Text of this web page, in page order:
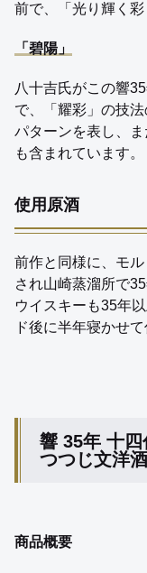
前で、「光り輝く彩
「碧陽」
八十吉氏がこの響
で、「耀彩」の技
パターンを表し、
も含まれています。
使用原酒
前作と同様に、モ
され山崎蒸溜所で
ウイスキーも35年
ド後に半年寝かせ
響 35年 十
つつじ文洋
商品概要